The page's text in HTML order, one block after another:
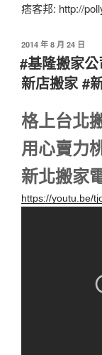
痞客邦: http://
2014 年 8 月 24 日
#基隆搬家
新店搬家 #
格上台北
用心賣力
新北搬家
https://youtu.be/